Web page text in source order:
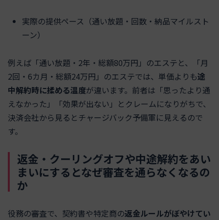
実際の提供ペース（通い放題・回数・納品マイルスト
ーン）
例えば「通い放題・2年・総額80万円」のエステと、「月
2回・6カ月・総額24万円」のエステでは、単価よりも途
中解約時に揉める温度が違います。前者は「思ったより通
えなかった」「効果が出ない」とクレームになりがちで、
決済会社から見るとチャージバック予備軍に見えるので
す。
返金・クーリングオフや中途解約をあい
まいにするとなぜ審査を通らなくなるの
か
役務の審査で、契約書や特定商の返金ルールがぼやけてい